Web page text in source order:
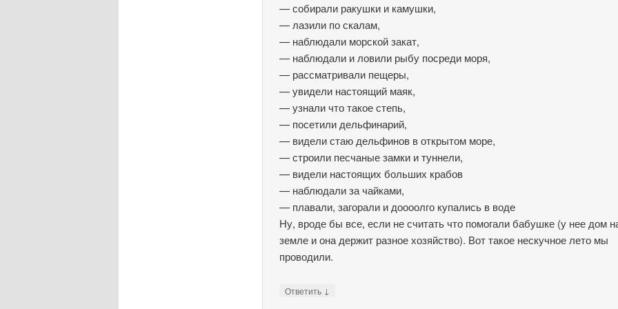
— собирали ракушки и камушки,
— лазили по скалам,
— наблюдали морской закат,
— наблюдали и ловили рыбу посреди моря,
— рассматривали пещеры,
— увидели настоящий маяк,
— узнали что такое степь,
— посетили дельфинарий,
— видели стаю дельфинов в открытом море,
— строили песчаные замки и туннели,
— видели настоящих больших крабов
— наблюдали за чайками,
— плавали, загорали и доооолго купались в воде
Ну, вроде бы все, если не считать что помогали бабушке (у нее дом
земле и она держит разное хозяйство). Вот такое нескучное лето мы
проводили.
Ответить ↓